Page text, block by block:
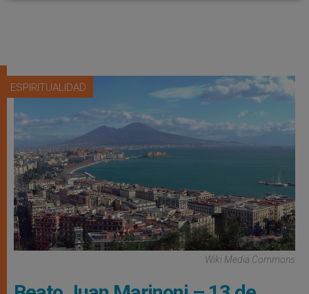
ESPIRITUALIDAD
Wiki Media Commons